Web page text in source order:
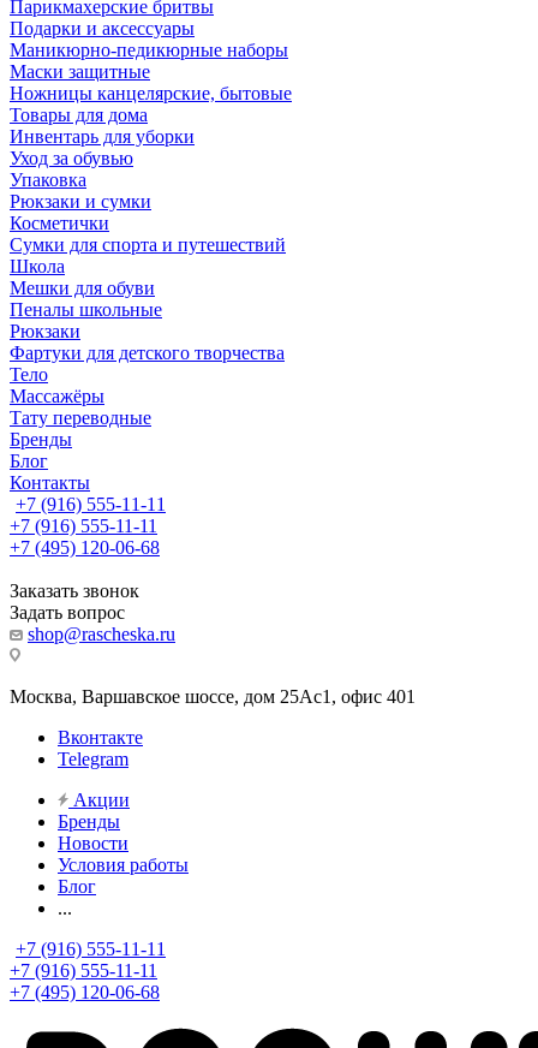
Парикмахерские бритвы
Подарки и аксессуары
Маникюрно-педикюрные наборы
Маски защитные
Ножницы канцелярские, бытовые
Товары для дома
Инвентарь для уборки
Уход за обувью
Упаковка
Рюкзаки и сумки
Косметички
Сумки для спорта и путешествий
Школа
Мешки для обуви
Пеналы школьные
Рюкзаки
Фартуки для детского творчества
Тело
Массажёры
Тату переводные
Бренды
Блог
Контакты
+7 (916) 555-11-11
+7 (916) 555-11-11
+7 (495) 120-06-68
Заказать звонок
Задать вопрос
shop@rascheska.ru
Москва, Варшавское шоссе, дом 25Аc1, офис 401
Вконтакте
Telegram
Акции
Бренды
Новости
Условия работы
Блог
...
+7 (916) 555-11-11
+7 (916) 555-11-11
+7 (495) 120-06-68